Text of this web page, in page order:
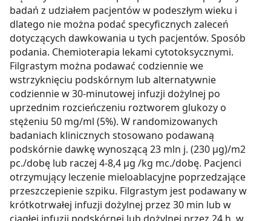
badań z udziałem pacjentów w podeszłym wieku i
dlatego nie można podać specyficznych zaleceń
dotyczących dawkowania u tych pacjentów. Sposób
podania. Chemioterapia lekami cytotoksycznymi.
Filgrastym można podawać codziennie we
wstrzyknięciu podskórnym lub alternatywnie
codziennie w 30-minutowej infuzji dożylnej po
uprzednim rozcieńczeniu roztworem glukozy o
stężeniu 50 mg/ml (5%). W randomizowanych
badaniach klinicznych stosowano podawaną
podskórnie dawkę wynoszącą 23 mln j. (230 µg)/m2
pc./dobę lub raczej 4-8,4 µg /kg mc./dobę. Pacjenci
otrzymujący leczenie mieloablacyjne poprzedzające
przeszczepienie szpiku. Filgrastym jest podawany w
krótkotrwałej infuzji dożylnej przez 30 min lub w
ciągłej infuzji podskórnej lub dożylnej przez 24 h, w